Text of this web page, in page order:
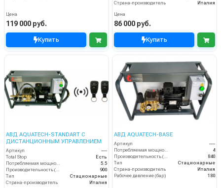
Цена
119 000 руб.
Купить
Страна-производитель
Италия
Цена
86 000 руб.
Купить
АВД AQUATECH-STANDART С
ДИСТАНЦИОННЫМ УПРАВЛЕНИЕМ
Артикул
----
Total Stop
Есть
Потребляемая мощность (кВт)
5.5
Производительность (л/ч)
900
Тип
Стационарные
Страна-производитель
Италия
АВД AQUATECH-BASE
Артикул
----
Потребляемая мощность (кВт)
4
Производительность (л/ч)
840
Тип
Стационарные
Страна-производитель
Италия
Рабочее давление (бар)
180